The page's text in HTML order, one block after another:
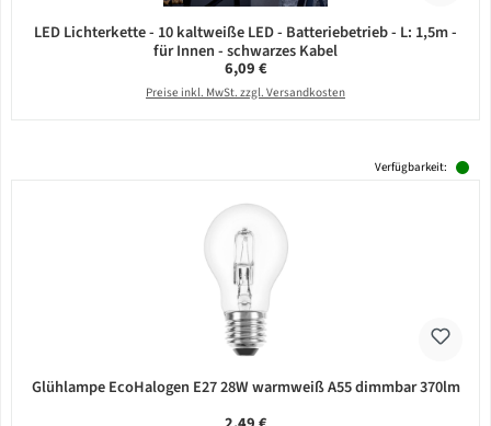
LED Lichterkette - 10 kaltweiße LED - Batteriebetrieb - L: 1,5m -
für Innen - schwarzes Kabel
Regulärer Preis:
6,09 €
Preise inkl. MwSt. zzgl. Versandkosten
Verfügbarkeit:
Glühlampe EcoHalogen E27 28W warmweiß A55 dimmbar 370lm